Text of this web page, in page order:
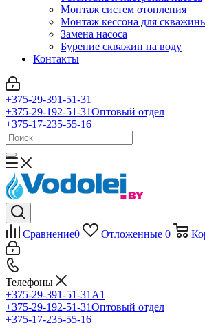
Монтаж систем отопления
Монтаж кессона для
Замена насоса
Бурение скважин на воду
Контакты
+375-29-391-51-31
+375-29-192-51-31Оптовый отдел
+375-17-235-55-16
Сравнение0 Отложенные 0
Телефоны
+375-29-391-51-31 A1
+375-29-192-51-31Оптовый отдел
+375-17-235-55-16